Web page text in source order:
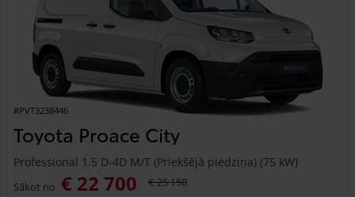
#PVT3238446
Toyota Proace City
Professional 1.5 D-4D M/T (Priekšējā piedziņa) (75 kW)
Sākot no € 22 700 € 25 150